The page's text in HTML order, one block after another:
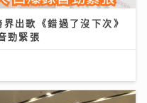
出歌《錯過了沒下次》
勁緊張